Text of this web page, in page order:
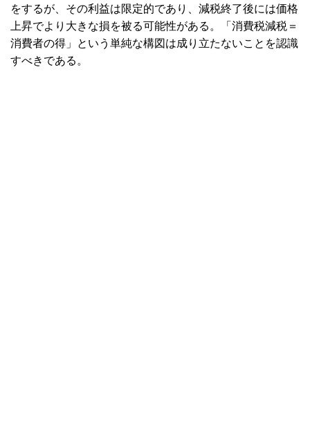
をするが、その利益は限定的であり、減税終了後には価格
上昇でより大きな損を被る可能性がある。「消費税減税＝
消費者の得」という単純な構図は成り立たないことを認識
すべきである。